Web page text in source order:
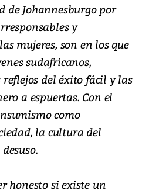
Johannesburgo por
y
mujeres, son en los que
sudafricanos,
del éxito fácil y las
a espuertas. Con el
como
la cultura del
honesto si existe un